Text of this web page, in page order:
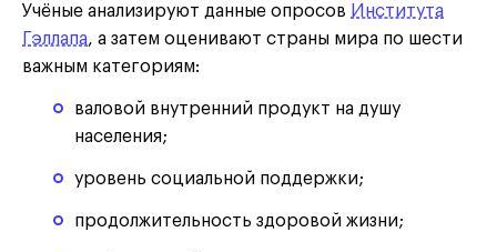
Учёные анализируют данные опросов Института
Гэллапа, а затем оценивают страны мира по шести
важным категориям:
валовой внутренний продукт на душу
населения;
уровень социальной поддержки;
продолжительность здоровой жизни;